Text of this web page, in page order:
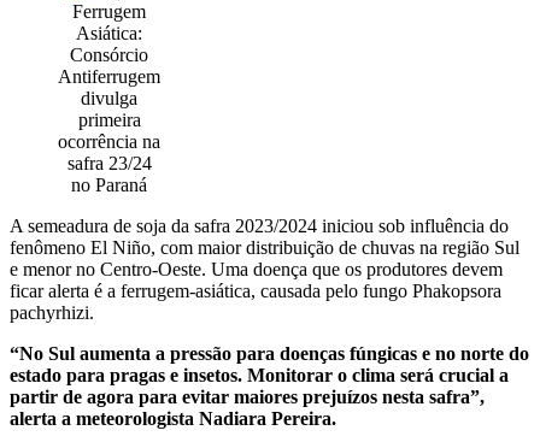
Ferrugem
Asiática:
Consórcio
Antiferrugem
divulga
primeira
ocorrência na
safra 23/24
no Paraná
A semeadura de soja da safra 2023/2024 iniciou sob influência do
fenômeno El Niño, com maior distribuição de chuvas na região Sul
e menor no Centro-Oeste. Uma doença que os produtores devem
ficar alerta é a ferrugem-asiática, causada pelo fungo Phakopsora
pachyrhizi.
“No Sul aumenta a pressão para doenças fúngicas e no norte do
estado para pragas e insetos. Monitorar o clima será crucial a
partir de agora para evitar maiores prejuízos nesta safra”,
alerta a meteorologista Nadiara Pereira.